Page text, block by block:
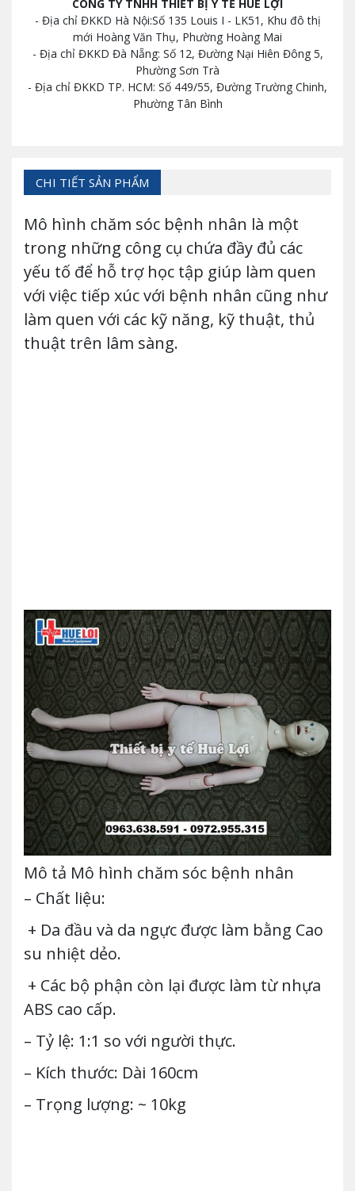
CÔNG TY TNHH THIẾT BỊ Y TẾ HUÊ LỢI
- Địa chỉ ĐKKD Hà Nội:Số 135 Louis I - LK51, Khu đô thị
mới Hoàng Văn Thụ, Phường Hoàng Mai
- Địa chỉ ĐKKD Đà Nẵng: Số 12, Đường Nại Hiên Đông 5,
Phường Sơn Trà
- Địa chỉ ĐKKD TP. HCM: Số 449/55, Đường Trường Chinh,
Phường Tân Bình
CHI TIẾT SẢN PHẨM
Mô hình chăm sóc bệnh nhân là một
trong những công cụ chứa đầy đủ các
yếu tố để hỗ trợ học tập giúp làm quen
với việc tiếp xúc với bệnh nhân cũng như
làm quen với các kỹ năng, kỹ thuật, thủ
thuật trên lâm sàng.
Mô tả Mô hình chăm sóc bệnh nhân
– Chất liệu:
+ Da đầu và da ngực được làm bằng Cao
su nhiệt dẻo.
+ Các bộ phận còn lại được làm từ nhựa
ABS cao cấp.
– Tỷ lệ: 1:1 so với người thực.
– Kích thước: Dài 160cm
– Trọng lượng: ~ 10kg